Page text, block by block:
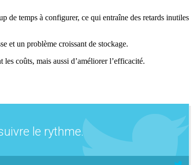
de temps à configurer, ce qui entraîne des retards inutiles
et un problème croissant de stockage.
coûts, mais aussi d’améliorer l’efficacité.
le rythme.